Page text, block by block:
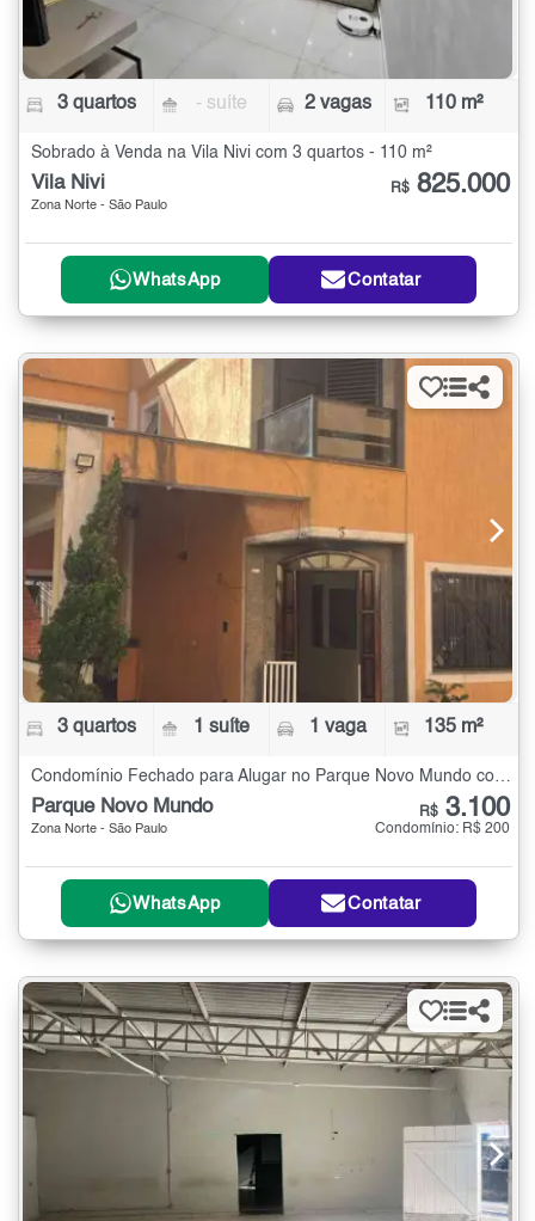
3 quartos - suíte 2 vagas 110 m²
Sobrado à Venda na Vila Nivi com 3 quartos - 110 m²
Vila Nivi
Zona Norte - São Paulo
R$ 825.000
WhatsApp Contatar
3 quartos 1 suíte 1 vaga 135 m²
Condomínio Fechado para Alugar no Parque Novo Mundo com 3 quartos - 135 m²
Parque Novo Mundo
Zona Norte - São Paulo
R$ 3.100
Condomínio: R$ 200
WhatsApp Contatar